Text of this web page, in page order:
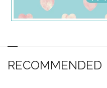
RECOMMENDED